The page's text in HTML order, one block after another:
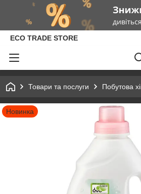
ECO TRADE STORE
Товари та послуги Побутова
Новинка